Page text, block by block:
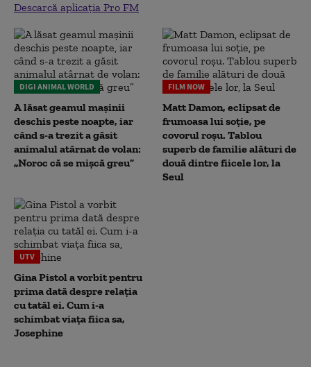
Descarcă aplicația Pro FM
DIGI ANIMAL WORLD
A lăsat geamul mașinii
deschis peste noapte, iar
când s-a trezit a găsit
animalul atârnat de volan:
„Noroc că se mișcă greu”
FILM NOW
Matt Damon, eclipsat de
frumoasa lui soție, pe
covorul roșu. Tablou
superb de familie alături de
două dintre fiicele lor, la
Seul
UTV
Gina Pistol a vorbit pentru
prima dată despre relația
cu tatăl ei. Cum i-a
schimbat viața fiica sa,
Josephine